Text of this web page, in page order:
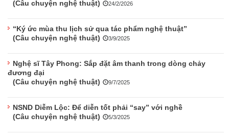
(Câu chuyện nghệ thuật)
24/2/2026
“Ký ức mùa thu lịch sử qua tác phẩm nghệ thuật”
(Câu chuyện nghệ thuật)
3/9/2025
Nghệ sĩ Tây Phong: Sắp đặt âm thanh trong dòng chảy
đương đại
(Câu chuyện nghệ thuật)
9/7/2025
NSND Diễm Lộc: Để diễn tốt phải “say” với nghề
(Câu chuyện nghệ thuật)
5/3/2025